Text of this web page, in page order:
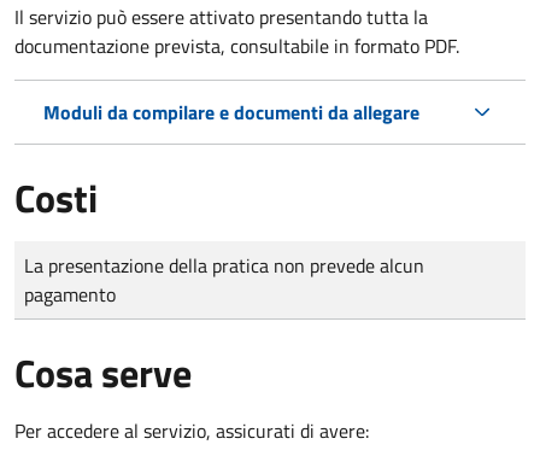
Il servizio può essere attivato presentando tutta la
documentazione prevista, consultabile in formato PDF.
Moduli da compilare e documenti da allegare
Costi
Tipo di pagamento
Importo
La presentazione della pratica non prevede alcun
pagamento
Cosa serve
Per accedere al servizio, assicurati di avere: